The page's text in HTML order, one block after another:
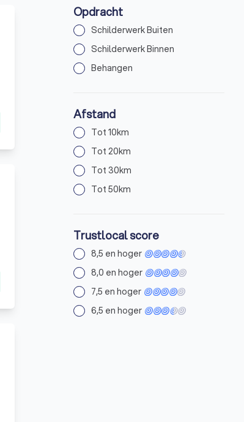
Opdracht
Schilderwerk Buiten
Schilderwerk Binnen
Behangen
Afstand
Tot 10km
Tot 20km
Tot 30km
Tot 50km
Trustlocal score
8,5 en hoger
8,0 en hoger
7,5 en hoger
6,5 en hoger